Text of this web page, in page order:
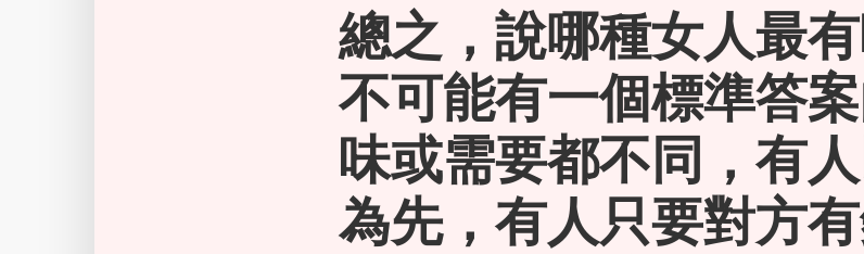
總之，說哪種女人最
不可能有一個標準答
味或需要都不同，有人
為先，有人只要對方